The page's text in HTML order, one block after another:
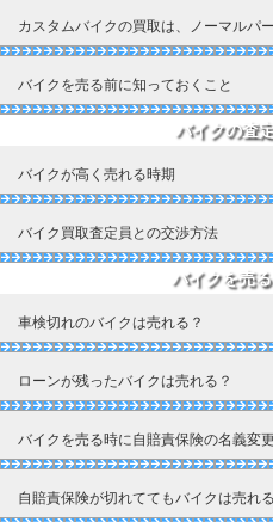
カスタムバイクの買取は、ノーマルパ
バイクを売る前に知っておくこと
バイクの査
バイクが高く売れる時期
バイク買取査定員との交渉方法
バイクを売
車検切れのバイクは売れる？
ローンが残ったバイクは売れる？
バイクを売る時に自賠責保険の名義変
自賠責保険が切れててもバイクは売れ